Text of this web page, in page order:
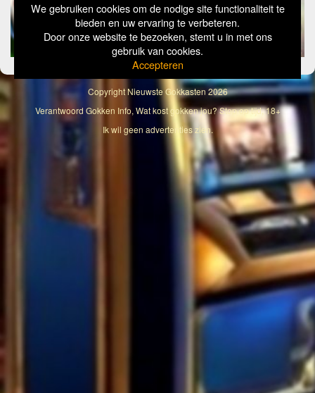
We gebruiken cookies om de nodige site functionaliteit te
bieden en uw ervaring te verbeteren.
Door onze website te bezoeken, stemt u in met ons
gebruik van cookies.
Accepteren
Copyright Nieuwste Gokkasten2026
Verantwoord Gokken Info, Wat kost gokken jou? Stop op tijd, 18+
Ik wil geen advertenties zien.